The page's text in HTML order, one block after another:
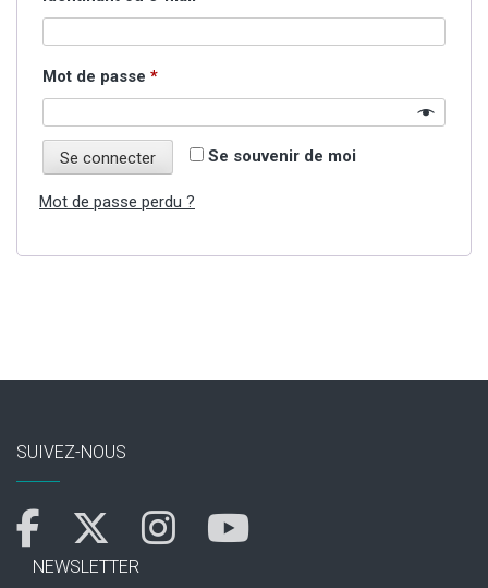
Mot de passe *Obligatoire
Se souvenir de moi
Se connecter
Mot de passe perdu ?
SUIVEZ-NOUS
NEWSLETTER